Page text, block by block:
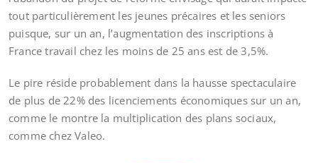
tout particulièrement les jeunes précaires et les seniors
puisque, sur un an, l’augmentation des inscriptions à
France travail chez les moins de 25 ans est de 3,5%.
Le pire réside probablement dans la hausse spectaculaire
de plus de 22% des licenciements économiques sur un an,
comme le montre la multiplication des plans sociaux,
comme chez Valeo.